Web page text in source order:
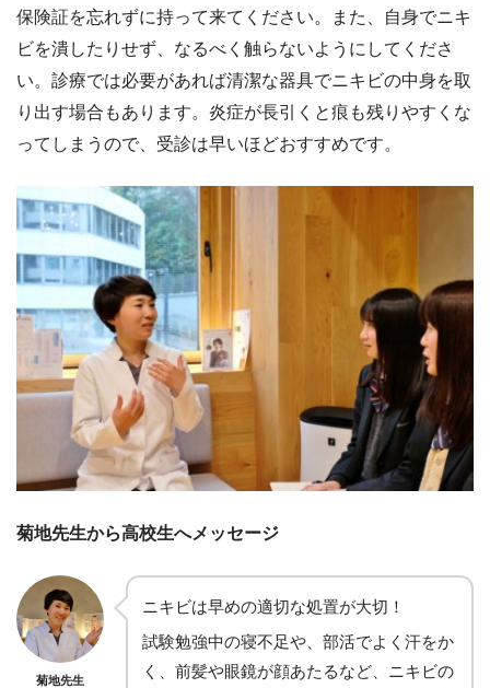
保険証を忘れずに持って来てください。また、自身でニキ
ビを潰したりせず、なるべく触らないようにしてくださ
い。診療では必要があれば清潔な器具でニキビの中身を取
り出す場合もあります。炎症が長引くと痕も残りやすくな
ってしまうので、受診は早いほどおすすめです。
菊地先生から高校生へメッセージ
菊地先生
ニキビは早めの適切な処置が大切！
試験勉強中の寝不足や、部活でよく汗をか
く、前髪や眼鏡が顔あたるなど、ニキビの